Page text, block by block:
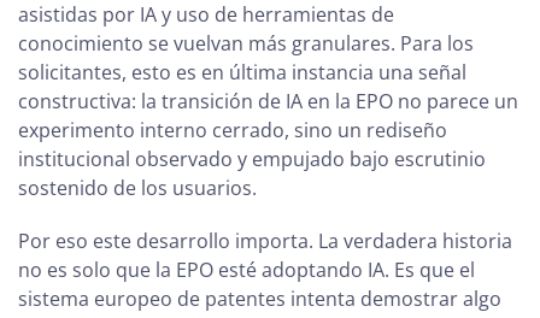
asistidas por IA y uso de herramientas de
conocimiento se vuelvan más granulares. Para los
solicitantes, esto es en última instancia una señal
constructiva: la transición de IA en la EPO no parece un
experimento interno cerrado, sino un rediseño
institucional observado y empujado bajo escrutinio
sostenido de los usuarios.
Por eso este desarrollo importa. La verdadera historia
no es solo que la EPO esté adoptando IA. Es que el
sistema europeo de patentes intenta demostrar algo